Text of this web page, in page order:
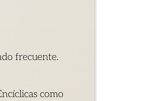
frecuente.
como